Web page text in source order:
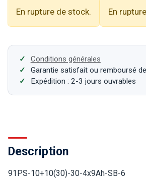
En rupture de stock. En
Conditions générales
Garantie satisfait ou remboursé
Expédition : 2-3 jours ouvrables
Description
91PS-10+10(30)-30-4x9Ah-SB-6